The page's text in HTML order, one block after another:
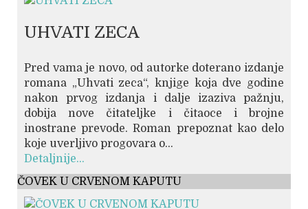
UHVATI ZECA
Pred vama je novo, od autorke doterano izdanje
romana „Uhvati zeca“, knjige koja dve godine
nakon prvog izdanja i dalje izaziva pažnju,
dobija nove čitateljke i čitaoce i brojne
inostrane prevode. Roman prepoznat kao delo
koje uverljivo progovara o...
Detaljnije...
ČOVEK U CRVENOM KAPUTU